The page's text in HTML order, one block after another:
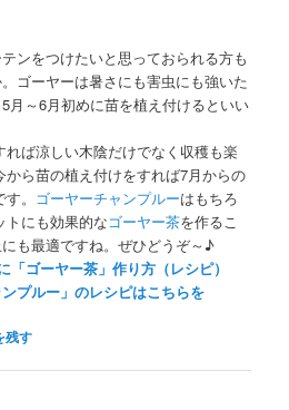
ンをつけたいと思っておられる方も
ゴーヤーは暑さにも害虫にも強いた
月～6月初めに苗を植え付けるといい
れば涼しい木陰だけでなく収穫も楽
から苗の植え付けをすれば7月からの
。 ゴーヤーチャンプルーはもちろ
トにも効果的なゴーヤー茶を作るこ
も最適ですね。ぜひどうぞ～♪
「ゴーヤー茶」作り方（レシピ）
プルー」のレシピはこちらを
残す